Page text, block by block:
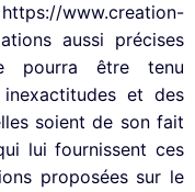
www.creation-
aussi précises
pourra être tenu
et des
soient de son fait
lui fournissent ces
proposées sur le